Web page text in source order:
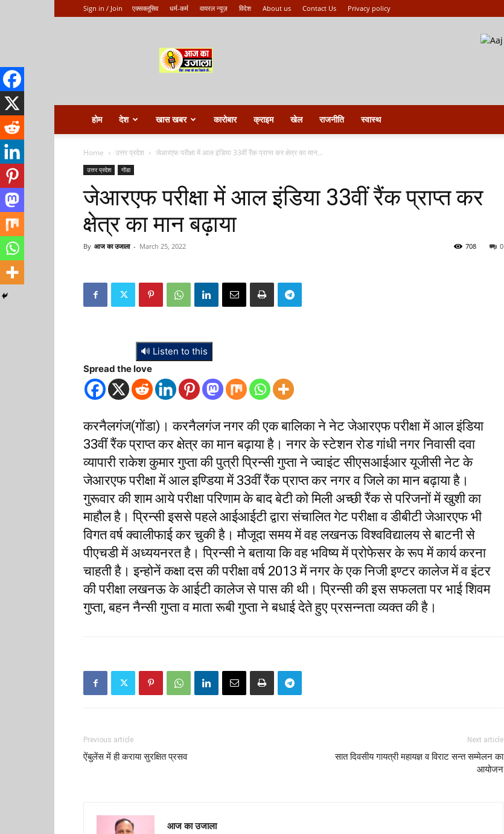
Sign in / Join एक्सक्लूसिव धर्म-कर्म वायरल न्यूज़ विदेश About us Contact Us Privacy policy
ka
ujala
होम देश खास खबर कारोबार क्राइम खेल राजनीति स्वास्थ
Home उत्तर प्रदेश जेआरएफ परीक्षा में आल इंडिया 33वीं रैंक प्राप्त कर क्षेत्र का मान...
उत्तर प्रदेश गोंडा
जेआरएफ परीक्षा में आल इंडिया 33वीं रैंक प्राप्त कर
क्षेत्र का मान बढ़ाया
By आज का उजाला - March 25, 2022 0
708
🔊 Listen to this
Spread the love
करनैलगंज(गोंडा)। करनैलगंज नगर की एक बालिका ने नेट जेआरएफ परीक्षा में आल इंडिया
33वीं रैंक प्राप्त कर क्षेत्र का मान बढ़ाया है। नगर के स्टेशन रोड गांधी नगर निवासी दवा
व्यापारी राकेश कुमार गुप्ता की पुत्री प्रिन्सी गुप्ता ने ज्वाइंट सीएसआईआर यूजीसी नेट के
जेआरएफ परीक्षा में आल इण्डिया में 33वीं रैंक प्राप्त कर नगर व जिले का मान बढ़ाया है।
गुरूवार की शाम आये परीक्षा परिणाम के बाद बेटी को मिली अच्छी रैंक से परिजनों में खुशी का
माहौल है। प्रिन्सी इससे पहले आईआईटी द्वारा संचालित गेट परीक्षा व डीबीटी जेआरएफ भी
विगत वर्ष क्वालीफाई कर चुकी है। मौजूदा समय में वह लखनऊ विश्वविद्यालय से बाटनी से
पीएचडी में अध्ययनरत है। प्रिन्सी ने बताया कि वह भविष्य में प्रोफेसर के रूप में कार्य करना
चाहती है। इन्होनें कक्षा दस की परीक्षा वर्ष 2013 में नगर के एक निजी इण्टर कालेज में व इंटर
की परीक्षा लखनऊ के आईटी कालेज से पास की थी। प्रिन्सी की इस सफलता पर भाई शिवम
गुप्ता, बहन नैन्सी गुप्ता व माता रूबी गुप्ता ने बधाई देते हुए प्रसन्नता व्यक्त की है।
Previous article
ऐंबुलेंस में ही कराया सुरक्षित प्रसव
Next article
सात दिवसीय गायत्री महायज्ञ व विराट सन्त सम्मेलन का
आयोजन
आज का उजाला